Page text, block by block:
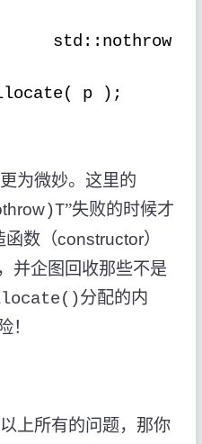
std::nothrow
p );
为微妙。这里的
)T”失败的时候才
函数（constructor）
并企图回收那些不是
分配的内
！
上所有的问题，那你